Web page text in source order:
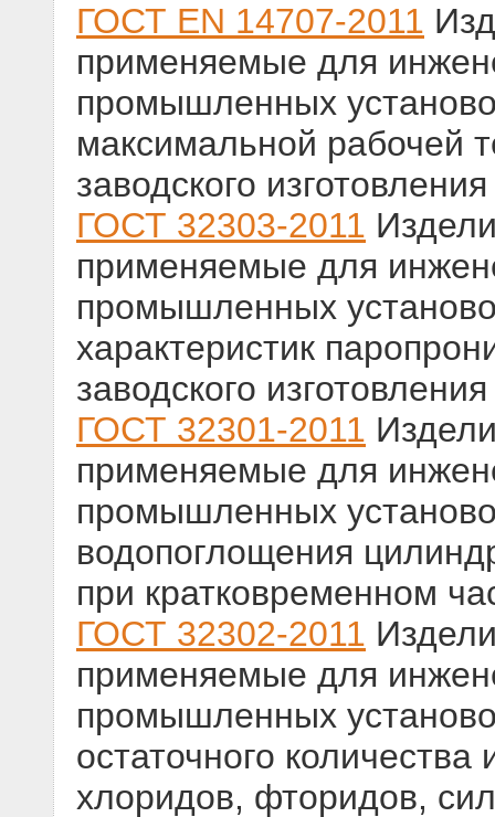
ГОСТ EN 14707-2011
применяемые для
промышленных
максимальной рабочей
заводского изготовления
ГОСТ 32303-2011
применяемые для
промышленных
характеристик
заводского изготовления
ГОСТ 32301-2011
применяемые для
промышленных
водопоглощения
при кратковременном
ГОСТ 32302-2011
применяемые для
промышленных
остаточного
хлоридов, фторидов,